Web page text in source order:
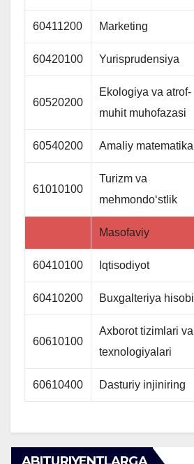
60411200 Marketing
60420100 Yurisprudensiya
60520200
Ekologiya va atrof-
muhit muhofazasi
60540200 Amaliy matematika
61010100
Turizm va
mehmondoʻstlik
Masofaviy
60410100 Iqtisodiyot
60410200 Buxgalteriya hisobi
60610100
Axborot tizimlari va
texnologiyalari
60610400 Dasturiy injiniring